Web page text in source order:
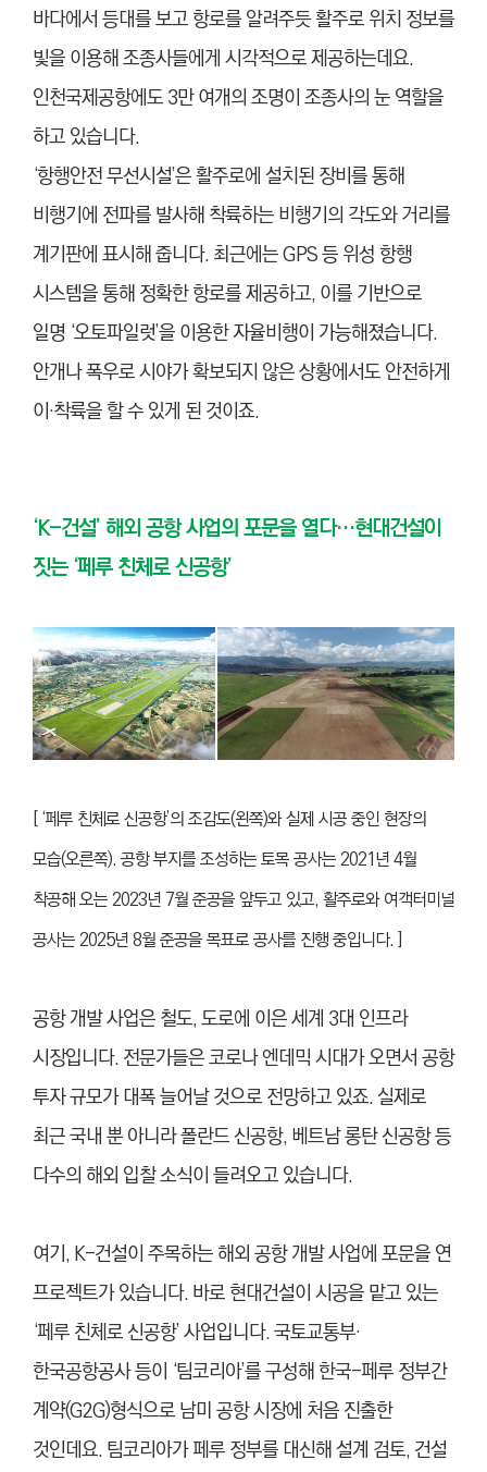
바다에서 등대를 보고 항로를 알려주듯 활주로 위치 정보를
빛을 이용해 조종사들에게 시각적으로 제공하는데요.
인천국제공항에도 3만 여개의 조명이 조종사의 눈 역할을
하고 있습니다.
‘항행안전 무선시설’은 활주로에 설치된 장비를 통해
비행기에 전파를 발사해 착륙하는 비행기의 각도와 거리를
계기판에 표시해 줍니다. 최근에는 GPS 등 위성 항행
시스템을 통해 정확한 항로를 제공하고, 이를 기반으로
일명 ‘오토파일럿’을 이용한 자율비행이 가능해졌습니다.
안개나 폭우로 시야가 확보되지 않은 상황에서도 안전하게
이·착륙을 할 수 있게 된 것이죠.
‘K-건설’ 해외 공항 사업의 포문을 열다…현대건설이
짓는 ‘페루 친체로 신공항’
[ ‘페루 친체로 신공항’의 조감도(왼쪽)와 실제 시공 중인 현장의
모습(오른쪽). 공항 부지를 조성하는 토목 공사는 2021년 4월
착공해 오는 2023년 7월 준공을 앞두고 있고, 활주로와 여객터미널
공사는 2025년 8월 준공을 목표로 공사를 진행 중입니다. ]
공항 개발 사업은 철도, 도로에 이은 세계 3대 인프라
시장입니다. 전문가들은 코로나 엔데믹 시대가 오면서 공항
투자 규모가 대폭 늘어날 것으로 전망하고 있죠. 실제로
최근 국내 뿐 아니라 폴란드 신공항, 베트남 롱탄 신공항 등
다수의 해외 입찰 소식이 들려오고 있습니다.
여기, K-건설이 주목하는 해외 공항 개발 사업에 포문을 연
프로젝트가 있습니다. 바로 현대건설이 시공을 맡고 있는
‘페루 친체로 신공항’ 사업입니다. 국토교통부·
한국공항공사 등이 ‘팀코리아’를 구성해 한국-페루 정부간
계약(G2G)형식으로 남미 공항 시장에 처음 진출한
것인데요. 팀코리아가 페루 정부를 대신해 설계 검토, 건설